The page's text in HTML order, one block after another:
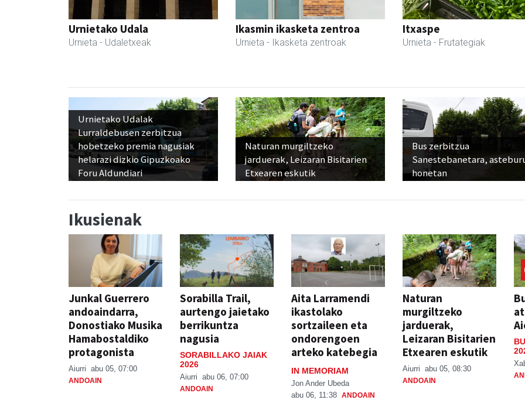
Urnietako Udala
Urnieta - Udaletxeak
Ikasmin ikasketa zentroa
Urnieta - Ikasketa zentroak
Itxaspe
Urnieta - Frutategiak
Urnietako Udalak
Lurraldebusen zerbitzua
hobetzeko premia nagusiak
helarazi dizkio Gipuzkoako
Foru Aldundiari
Naturan murgiltzeko
jarduerak, Leizaran Bisitarien
Etxearen eskutik
Bus zerbitzua
Sanestebanetara,
honetan
Ikusienak
Junkal Guerrero
andoaindarra,
Donostiako Musika
Hamabostaldiko
protagonista
Aiurri abu 05, 07:00
ANDOAIN
Sorabilla Trail,
aurtengo jaietako
berrikuntza
nagusia
SORABILLAKO JAIAK
2026
Aiurri abu 06, 07:00
ANDOAIN
Aita Larramendi
ikastolako
sortzaileen eta
ondorengoen
arteko katebegia
IN MEMORIAM
Jon Ander Ubeda
abu 06, 11:38 ANDOAIN
Naturan
murgiltzeko
jarduerak,
Leizaran Bisitarien
Etxearen eskutik
Aiurri abu 05, 08:30
ANDOAIN